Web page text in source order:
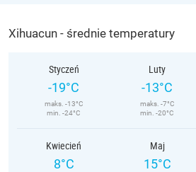
Xihuacun - średnie temperatury
Styczeń
-19°C
maks. -13°C
min. -24°C
Luty
-13°C
maks. -7°C
min. -20°C
Kwiecień
8°C
Maj
15°C